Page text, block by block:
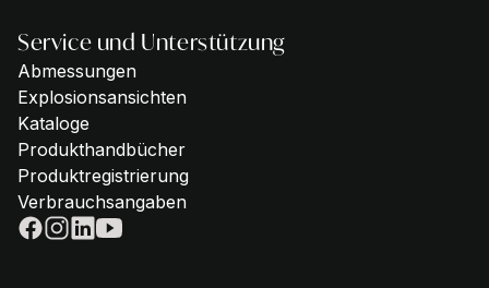
Service und Unterstützung
Abmessungen
Explosionsansichten
Kataloge
Produkthandbücher
Produktregistrierung
Verbrauchsangaben